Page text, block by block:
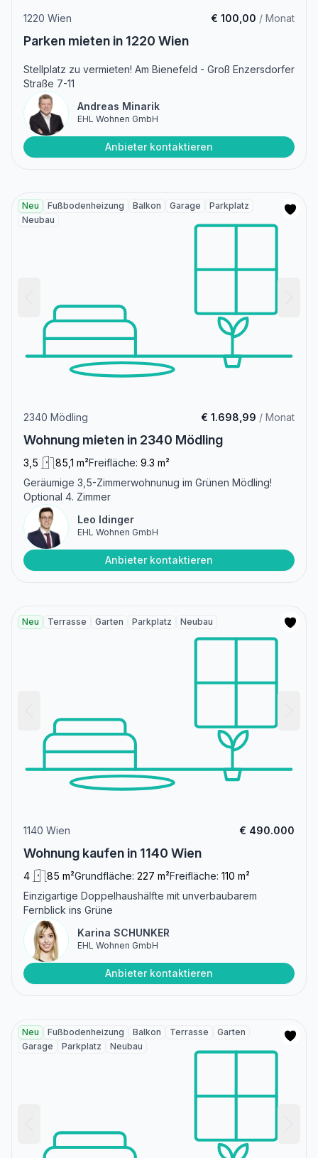
1220 Wien € 100,00 / Monat
Parken mieten in 1220 Wien
Stellplatz zu vermieten! Am Bienefeld - Groß Enzersdorfer
Straße 7-11
Andreas Minarik
EHL Wohnen GmbH
Anbieter kontaktieren
Neu Fußbodenheizung Balkon Garage
Parkplatz
Neubau
2340 Mödling € 1.698,99 / Monat
Wohnung mieten in 2340 Mödling
3,5 85,1 m²Freifläche: 9.3 m²
Geräumige 3,5-Zimmerwohnunug im Grünen Mödling!
Optional 4. Zimmer
Leo Idinger
EHL Wohnen GmbH
Anbieter kontaktieren
Neu Terrasse Garten Parkplatz Neubau
1140 Wien € 490.000
Wohnung kaufen in 1140 Wien
4 85 m²Grundfläche: 227 m²Freifläche: 110 m²
Einzigartige Doppelhaushälfte mit unverbaubarem
Fernblick ins Grüne
Karina SCHUNKER
EHL Wohnen GmbH
Anbieter kontaktieren
Neu Fußbodenheizung Balkon Terrasse
Garten
Garage
Parkplatz Neubau